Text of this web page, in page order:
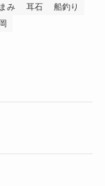
み 耳石
船釣り